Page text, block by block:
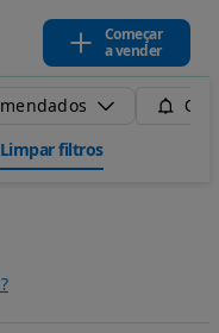
Começar
a vender
Limpar filtros